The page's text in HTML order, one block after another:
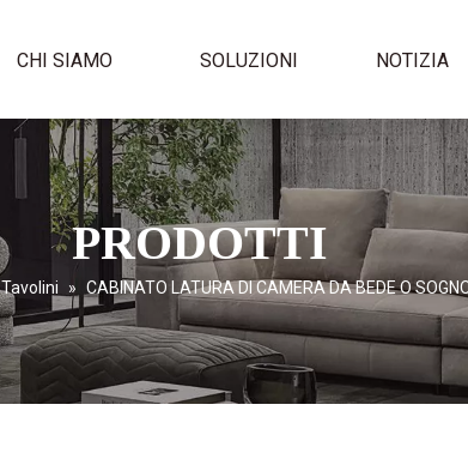
CHI SIAMO SOLUZIONI NOTIZIA
PRODOTTI
Tavolini » CABINATO LATURA DI CAMERA DA BEDE O